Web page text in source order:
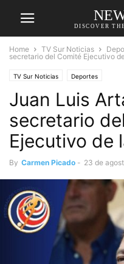
DISCOVER
Home TV Sur Noticias
secretario del Comité Ejecutivo
TV Sur Noticias Deportes
Juan Luis
secretario
Ejecutivo de
By Carmen Picado - 23 de